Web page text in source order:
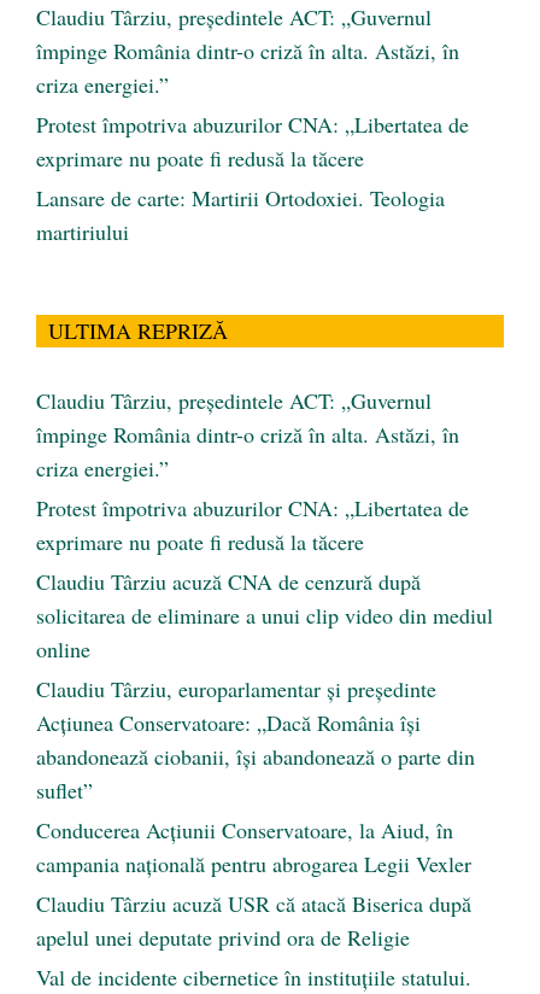
Claudiu Târziu, președintele ACT: „Guvernul
împinge România dintr-o criză în alta. Astăzi, în
criza energiei.”
Protest împotriva abuzurilor CNA: „Libertatea de
exprimare nu poate fi redusă la tăcere
Lansare de carte: Martirii Ortodoxiei. Teologia
martiriului
ULTIMA REPRIZĂ
Claudiu Târziu, președintele ACT: „Guvernul
împinge România dintr-o criză în alta. Astăzi, în
criza energiei.”
Protest împotriva abuzurilor CNA: „Libertatea de
exprimare nu poate fi redusă la tăcere
Claudiu Târziu acuză CNA de cenzură după
solicitarea de eliminare a unui clip video din mediul
online
Claudiu Târziu, europarlamentar și președinte
Acțiunea Conservatoare: „Dacă România își
abandonează ciobanii, își abandonează o parte din
suflet”
Conducerea Acțiunii Conservatoare, la Aiud, în
campania națională pentru abrogarea Legii Vexler
Claudiu Târziu acuză USR că atacă Biserica după
apelul unei deputate privind ora de Religie
Val de incidente cibernetice în instituțiile statului.